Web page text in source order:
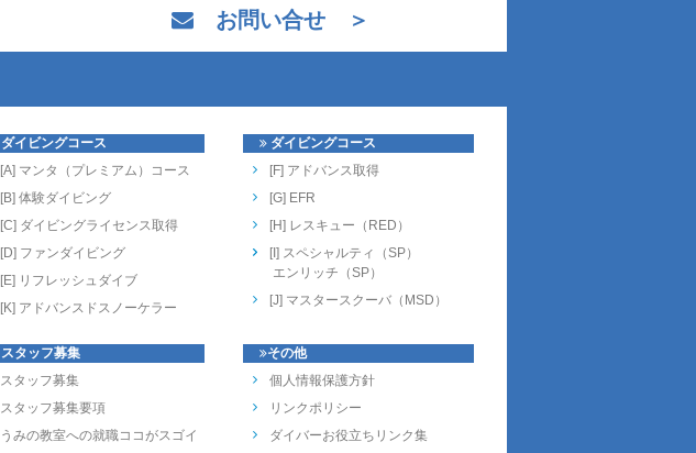
お問い合せ ＞
ダイビングコース
[A] マンタ（プレミアム）コース
[B] 体験ダイビング
[C] ダイビングライセンス取得
[D] ファンダイビング
[E] リフレッシュダイブ
[K] アドバンスドスノーケラー
スタッフ募集
スタッフ募集
スタッフ募集要項
うみの教室への就職ココがスゴイ
ダイビングコース
[F] アドバンス取得
[G] EFR
[H] レスキュー（RED）
[I] スペシャルティ（SP）
エンリッチ（SP）
[J] マスタースクーバ（MSD）
その他
個人情報保護方針
リンクポリシー
ダイバーお役立ちリンク集